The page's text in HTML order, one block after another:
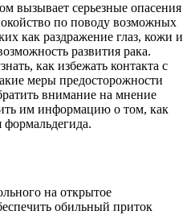
вызывает серьезные опасения
по поводу возможных
как раздражение глаз, кожи и
развития рака.
как избежать контакта с
меры предосторожности
внимание на мнение
им информацию о том, как
формальдегида.
на открытое
обильный приток